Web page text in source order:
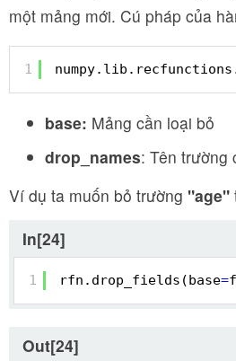
một mảng mới. Cú pháp của
1
base: Mảng cần loại bỏ
drop_names: Tên trường
Ví dụ ta muốn bỏ trường "age"
In[24]
1 rfn.drop_fields(base=
Out[24]